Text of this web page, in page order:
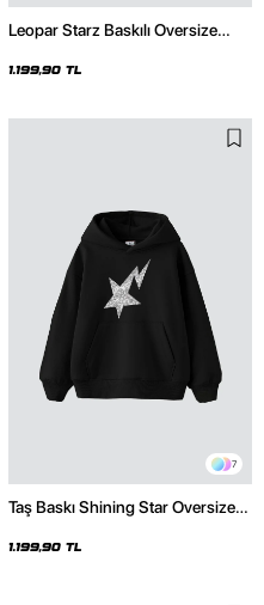
Leopar Starz Baskılı Oversize
1.199,90 TL
7
Taş Baskı Shining Star Oversize
1.199,90 TL